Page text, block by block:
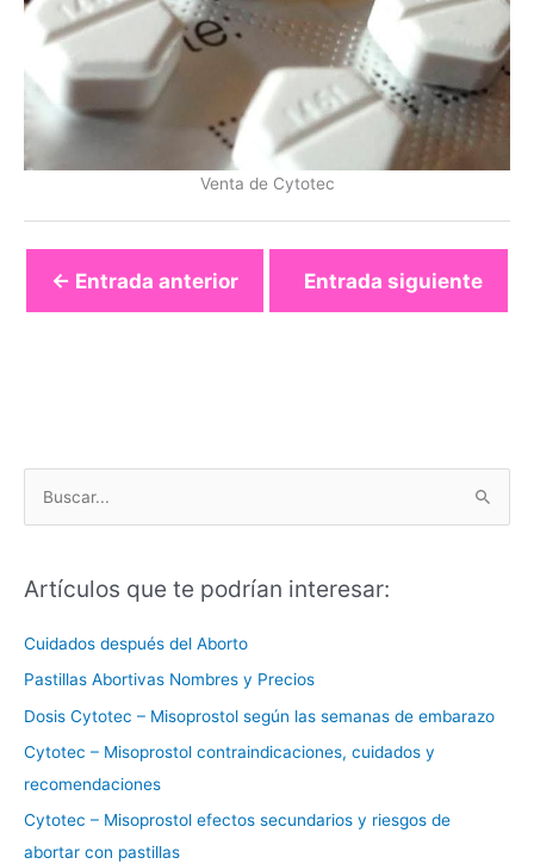
Venta de Cytotec
← Entrada anterior
Entrada siguiente
c
o
r
:
Artículos que te podrían interesar:
Cuidados después del Aborto
Pastillas Abortivas Nombres y Precios
Dosis Cytotec – Misoprostol según las semanas de embarazo
Cytotec – Misoprostol contraindicaciones, cuidados y
recomendaciones
Cytotec – Misoprostol efectos secundarios y riesgos de
abortar con pastillas